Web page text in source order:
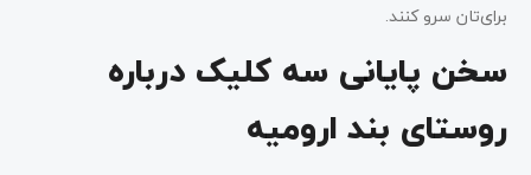
برای‌تان سرو کنند.
سخن پایانی سه کلیک درباره
روستای بند ارومیه